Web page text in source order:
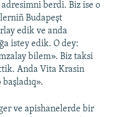
adresimni berdi. Biz ise o
Budapeşt
edik ve anda
istey edik. O dey:
bilem». Biz taksi
Anda Vita Krasin
ve apishanelerde bir